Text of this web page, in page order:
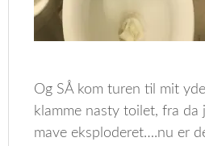
Og SÅ kom turen til mit
klamme nasty toilet, fra da
mave eksploderet….nu er